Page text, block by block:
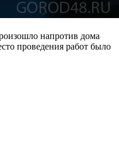
напротив дома
проведения работ было